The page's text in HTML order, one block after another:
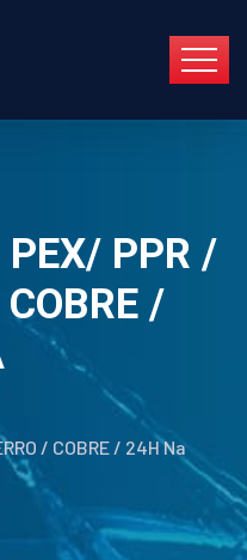
PEX/ PPR /
/
/ COBRE / 24H Na